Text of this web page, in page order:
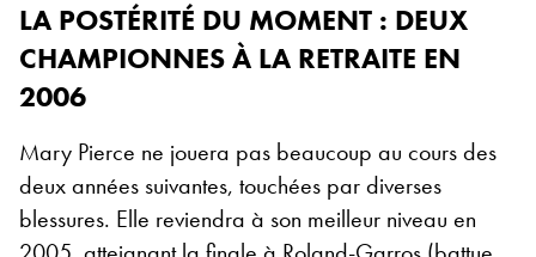
LA POSTÉRITÉ DU MOMENT : DEUX
CHAMPIONNES À LA RETRAITE EN
2006
Mary Pierce ne jouera pas beaucoup au cours des
deux années suivantes, touchées par diverses
blessures. Elle reviendra à son meilleur niveau en